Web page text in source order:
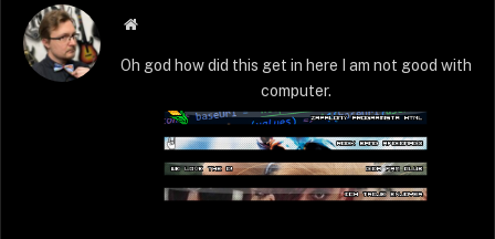
Strona
Oh god how did this get in here I am not good with
computer.